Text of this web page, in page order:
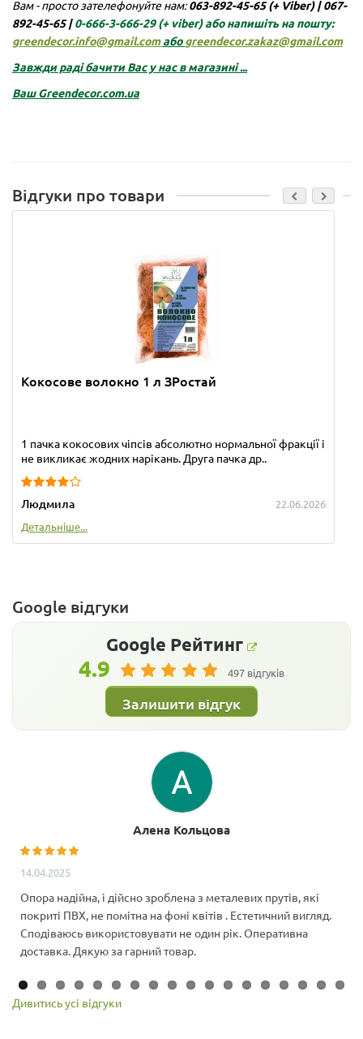
Вам - просто зателефонуйте нам:063-892-45-65 (+ Viber)|067-
892-45-65 |0-666-3-666-29(+ viber)або напишіть на пошту:
greendecor.info@gmail.comабоgreendecor.zakaz@gmail.com
Завжди раді бачити Вас у нас в магазині ...
ВашGreendecor.com.ua
Відгуки про товари
Кокосове волокно 1 л ЗРостай
1 пачка кокосових чіпсів абсолютно нормальної фракції і
не викликає жодних нарікань. Друга пачка др..
Людмила
22.06.2026
Детальніше...
Google відгуки
Google Рейтинг
4.9 497 відгуків
Залишити відгук
Алена Кольцова
14.04.2025
Опора надійна, і дійсно зроблена з металевих прутів, які
покриті ПВХ, не помітна на фоні квітів . Естетичний вигляд.
Сподіваюсь використовувати не один рік. Оперативна
доставка. Дякую за гарний товар.
Дивитись усі відгуки